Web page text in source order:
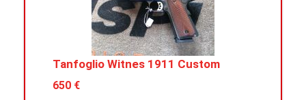
Tanfoglio Witnes 1911 Custom
650 €